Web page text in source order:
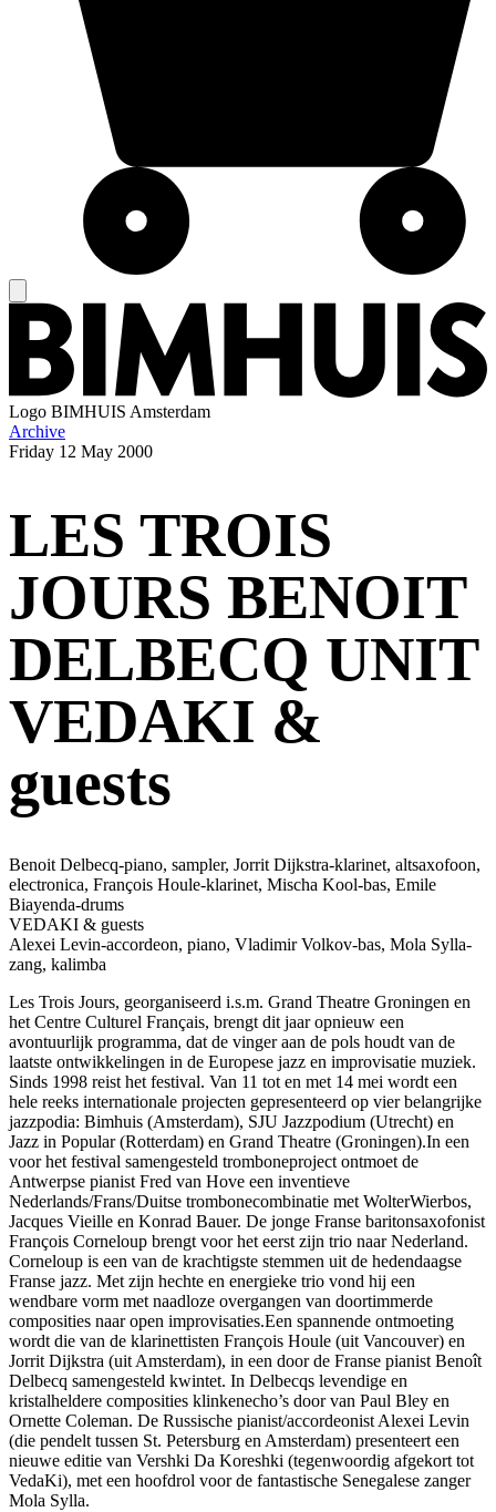
Logo BIMHUIS Amsterdam
Archive
Friday 12 May 2000
LES TROIS
JOURS BENOIT
DELBECQ UNIT
VEDAKI &
guests
Benoit Delbecq-piano, sampler, Jorrit Dijkstra-klarinet, altsaxofoon,
electronica, François Houle-klarinet, Mischa Kool-bas, Emile
Biayenda-drums
VEDAKI & guests
Alexei Levin-accordeon, piano, Vladimir Volkov-bas, Mola Sylla-
zang, kalimba
Les Trois Jours, georganiseerd i.s.m. Grand Theatre Groningen en
het Centre Culturel Français, brengt dit jaar opnieuw een
avontuurlijk programma, dat de vinger aan de pols houdt van de
laatste ontwikkelingen in de Europese jazz en improvisatie muziek.
Sinds 1998 reist het festival. Van 11 tot en met 14 mei wordt een
hele reeks internationale projecten gepresenteerd op vier belangrijke
jazzpodia: Bimhuis (Amsterdam), SJU Jazzpodium (Utrecht) en
Jazz in Popular (Rotterdam) en Grand Theatre (Groningen).In een
voor het festival samengesteld tromboneproject ontmoet de
Antwerpse pianist Fred van Hove een inventieve
Nederlands/Frans/Duitse trombonecombinatie met WolterWierbos,
Jacques Vieille en Konrad Bauer. De jonge Franse baritonsaxofonist
François Corneloup brengt voor het eerst zijn trio naar Nederland.
Corneloup is een van de krachtigste stemmen uit de hedendaagse
Franse jazz. Met zijn hechte en energieke trio vond hij een
wendbare vorm met naadloze overgangen van doortimmerde
composities naar open improvisaties.Een spannende ontmoeting
wordt die van de klarinettisten François Houle (uit Vancouver) en
Jorrit Dijkstra (uit Amsterdam), in een door de Franse pianist Benoît
Delbecq samengesteld kwintet. In Delbecqs levendige en
kristalheldere composities klinkenecho’s door van Paul Bley en
Ornette Coleman. De Russische pianist/accordeonist Alexei Levin
(die pendelt tussen St. Petersburg en Amsterdam) presenteert een
nieuwe editie van Vershki Da Koreshki (tegenwoordig afgekort tot
VedaKi), met een hoofdrol voor de fantastische Senegalese zanger
Mola Sylla.